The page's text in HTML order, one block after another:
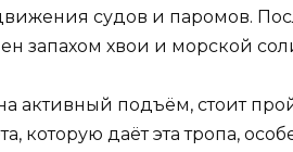
судов и паромов.
запахом хвои и морской
активный подъём, стоит
которую даёт эта тропа,